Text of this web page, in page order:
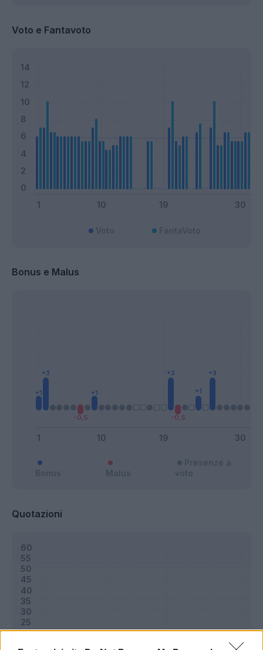
Voto e Fantavoto
Bonus e Malus
Quotazioni